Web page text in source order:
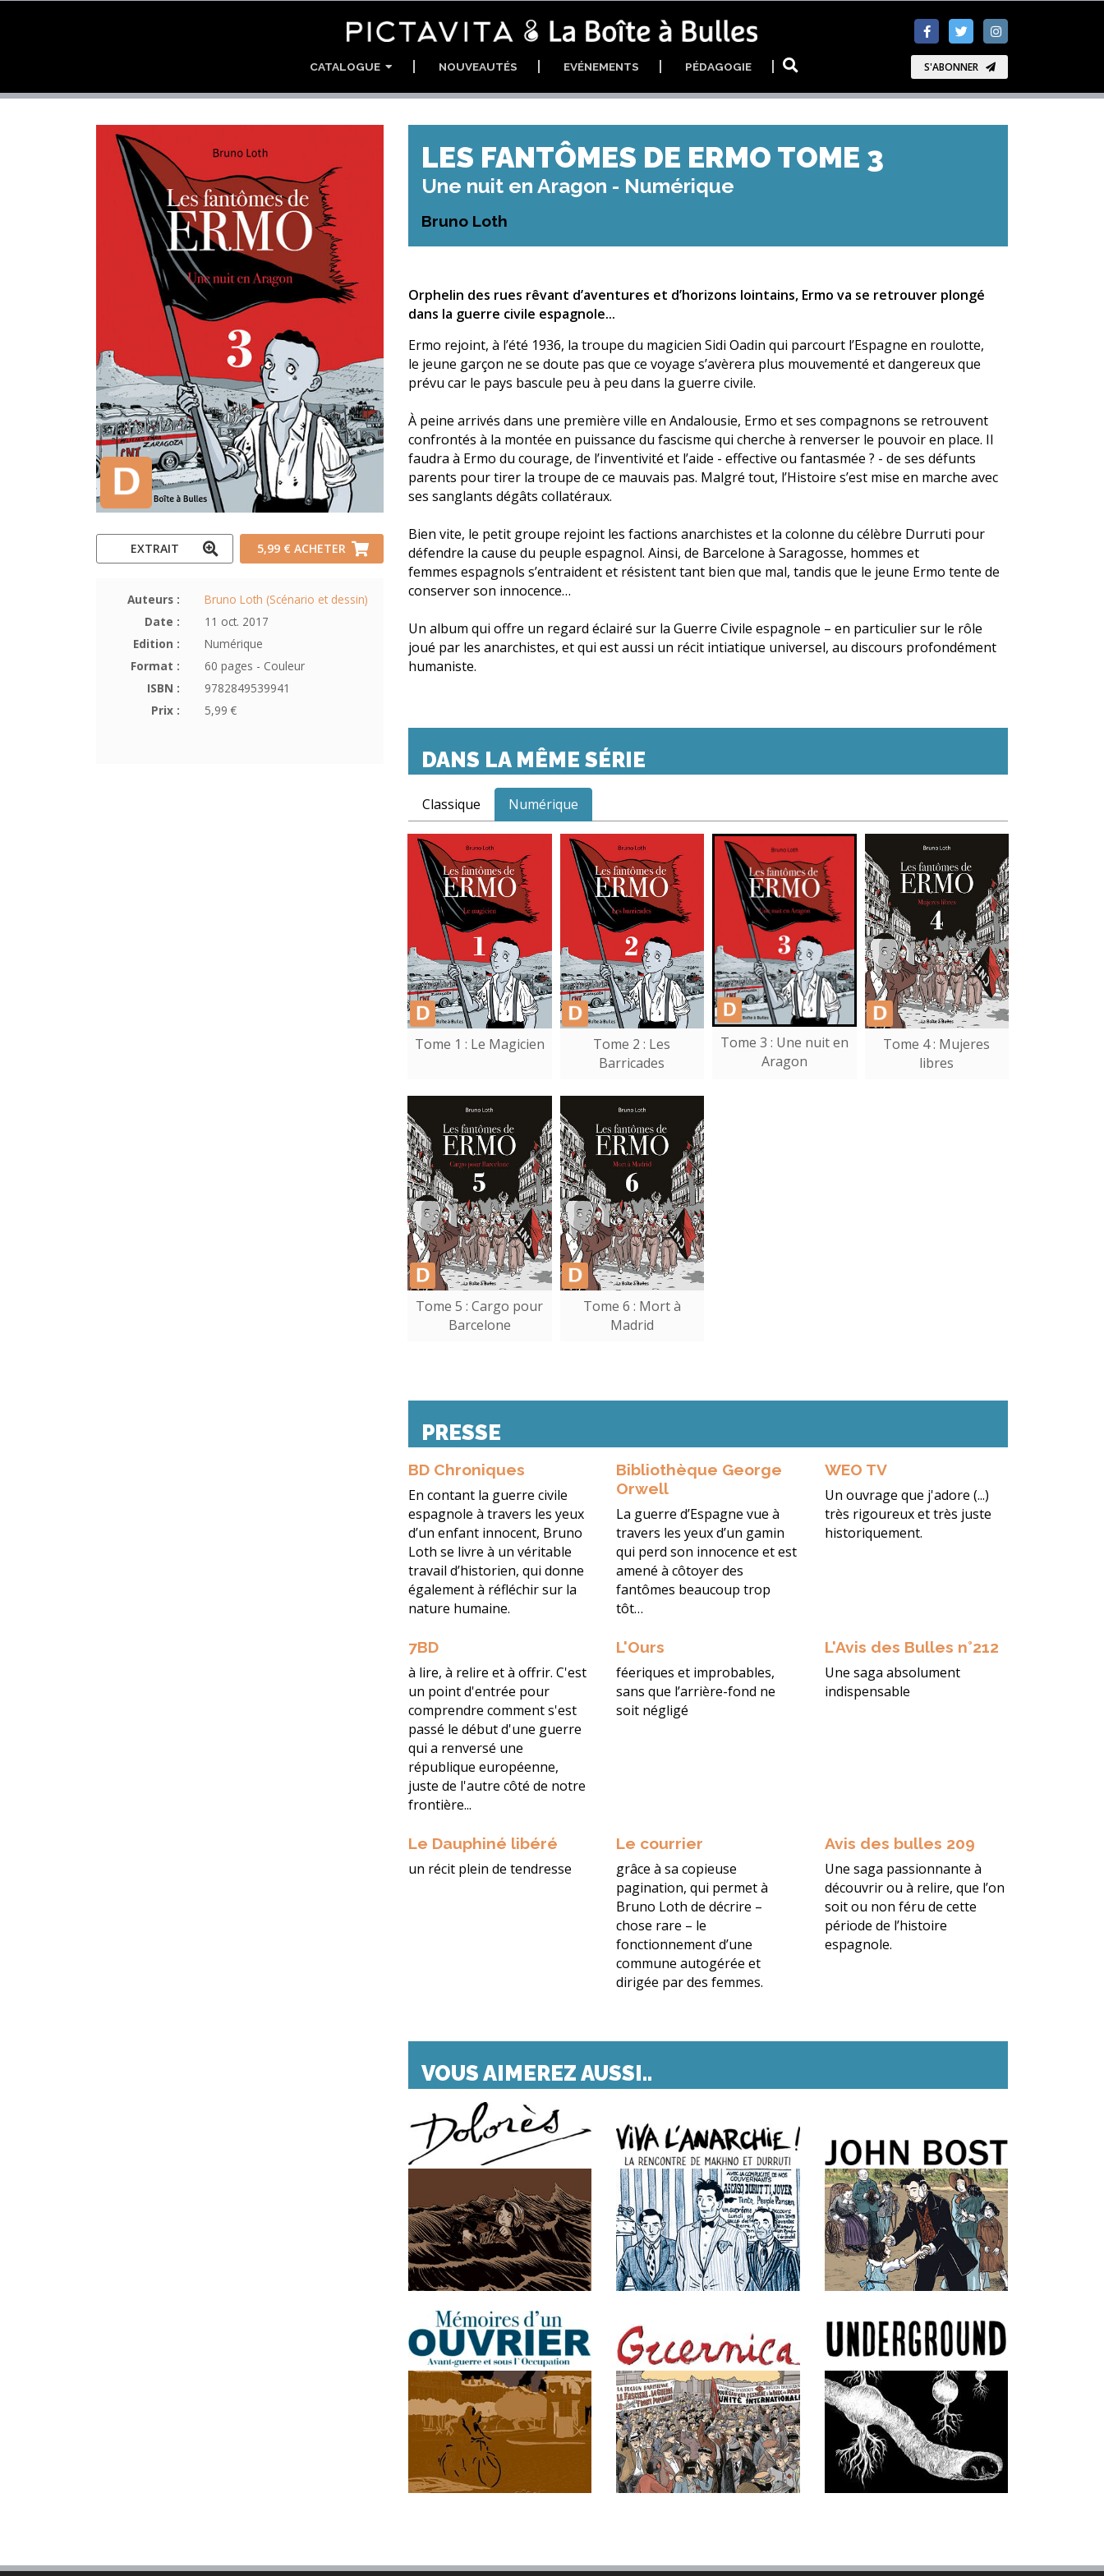
S'ABONNER
CATALOGUE NOUVEAUTÉS EVÉNEMENTS PÉDAGOGIE
EXTRAIT 5,99 € ACHETER
Auteurs :
Bruno Loth (Scénario et dessin)
Date :
11 oct. 2017
Edition :
Numérique
Format :
60 pages - Couleur
ISBN :
9782849539941
Prix :
5,99 €
LES FANTÔMES DE ERMO TOME 3
Une nuit en Aragon - Numérique
Bruno Loth
Orphelin des rues rêvant d’aventures et d’horizons lointains, Ermo va se retrouver plongé
dans la guerre civile espagnole...
Ermo rejoint, à l’été 1936, la troupe du magicien Sidi Oadin qui parcourt l’Espagne en roulotte,
le jeune garçon ne se doute pas que ce voyage s’avèrera plus mouvementé et dangereux que
prévu car le pays bascule peu à peu dans la guerre civile.
À peine arrivés dans une première ville en Andalousie, Ermo et ses compagnons se retrouvent
confrontés à la montée en puissance du fascisme qui cherche à renverser le pouvoir en place. Il
faudra à Ermo du courage, de l’inventivité et l’aide - effective ou fantasmée ? - de ses défunts
parents pour tirer la troupe de ce mauvais pas. Malgré tout, l’Histoire s’est mise en marche avec
ses sanglants dégâts collatéraux.
Bien vite, le petit groupe rejoint les factions anarchistes et la colonne du célèbre Durruti pour
défendre la cause du peuple espagnol. Ainsi, de Barcelone à Saragosse, hommes et
femmes espagnols s’entraident et résistent tant bien que mal, tandis que le jeune Ermo tente de
conserver son innocence…
Un album qui offre un regard éclairé sur la Guerre Civile espagnole – en particulier sur le rôle
joué par les anarchistes, et qui est aussi un récit intiatique universel, au discours profondément
humaniste.
DANS LA MÊME SÉRIE
Classique Numérique
Tome 1 : Le Magicien
Tome 2 : Les
Barricades
Tome 3 : Une nuit en
Aragon
Tome 4 : Mujeres
libres
Tome 5 : Cargo pour
Barcelone
Tome 6 : Mort à
Madrid
PRESSE
BD Chroniques
En contant la guerre civile
espagnole à travers les yeux
d’un enfant innocent, Bruno
Loth se livre à un véritable
travail d’historien, qui donne
également à réfléchir sur la
nature humaine.
Bibliothèque George
Orwell
La guerre d’Espagne vue à
travers les yeux d’un gamin
qui perd son innocence et est
amené à côtoyer des
fantômes beaucoup trop
tôt…
WEO TV
Un ouvrage que j'adore (...)
très rigoureux et très juste
historiquement.
7BD
à lire, à relire et à offrir. C'est
un point d'entrée pour
comprendre comment s'est
passé le début d'une guerre
qui a renversé une
république européenne,
juste de l'autre côté de notre
frontière...
L'Ours
féeriques et improbables,
sans que l’arrière-fond ne
soit négligé
L'Avis des Bulles n°212
Une saga absolument
indispensable
Le Dauphiné libéré
un récit plein de tendresse
Le courrier
grâce à sa copieuse
pagination, qui permet à
Bruno Loth de décrire –
chose rare – le
fonctionnement d’une
commune autogérée et
dirigée par des femmes.
Avis des bulles 209
Une saga passionnante à
découvrir ou à relire, que l’on
soit ou non féru de cette
période de l’histoire
espagnole.
VOUS AIMEREZ AUSSI..